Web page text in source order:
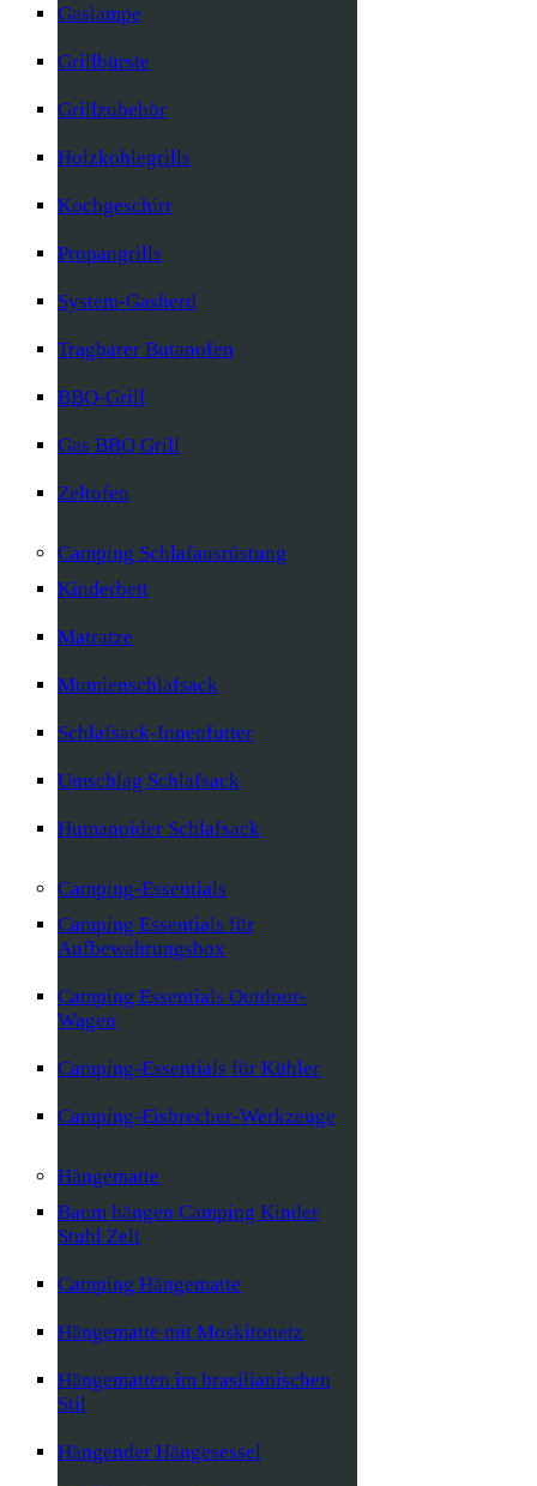
Gaslampe
Grillbürste
Grillzubehör
Holzkohlegrills
Kochgeschirr
Propangrills
System-Gasherd
Tragbarer Butanofen
BBQ-Grill
Gas BBQ Grill
Zeltofen
Camping Schlafausrüstung
Kinderbett
Matratze
Mumienschlafsack
Schlafsack-Innenfutter
Umschlag Schlafsack
Humanoider Schlafsack
Camping-Essentials
Camping Essentials für
Aufbewahrungsbox
Camping Essentials Outdoor-
Wagen
Camping-Essentials für Kühler
Camping-Eisbrecher-Werkzeuge
Hängematte
Baum hängen Camping Kinder
Stuhl Zelt
Camping Hängematte
Hängematte mit Moskitonetz
Hängematten im brasilianischen
Stil
Hängender Hängesessel